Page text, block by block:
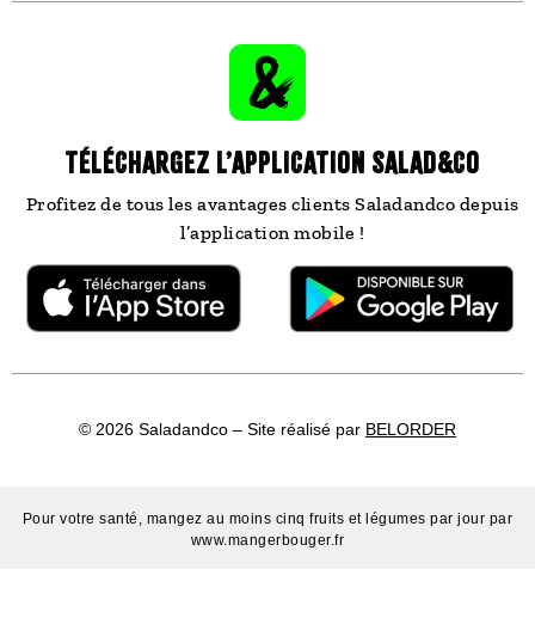
TÉLÉCHARGEZ L’APPLICATION SALAD&CO
Profitez de tous les avantages clients Saladandco depuis
l’application mobile !
© 2026 Saladandco – Site réalisé par BELORDER
Pour votre santé, mangez au moins cinq fruits et légumes par jour par
www.mangerbouger.fr